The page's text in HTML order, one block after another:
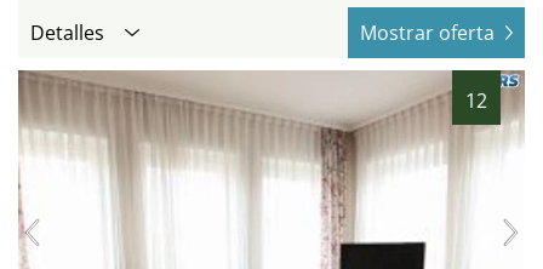
Detalles Mostrar oferta
12